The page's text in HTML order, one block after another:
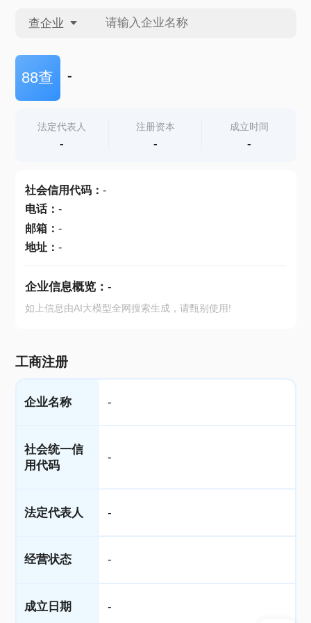
查企业
查企业
查产地
88查 -
法定代表人
-
注册资本
-
成立时间
-
社会信用代码： -
电话： -
邮箱： -
地址： -
企业信息概览： -
如上信息由AI大模型全网搜索生成，请甄别使用!
工商注册
企业名称 -
社会统一信
用代码
-
法定代表人 -
经营状态 -
成立日期 -